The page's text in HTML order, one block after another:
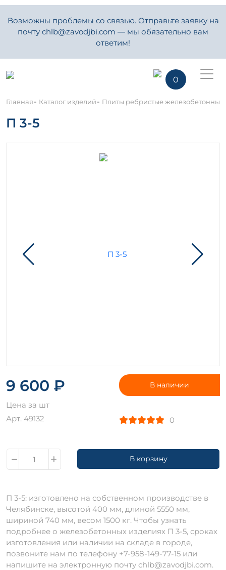
Возможны проблемы со связью. Отправьте заявку на
почту chlb@zavodjbi.com — мы обязательно вам
ответим!
0
Главная- Каталог изделий- Плиты ребристые железобетонные
П 3-5
9 600 ₽
Цена за шт
Арт. 49132
В наличии
0
В корзину
П 3-5: изготовлено на собственном производстве в
Челябинске, высотой 400 мм, длиной 5550 мм,
шириной 740 мм, весом 1500 кг. Чтобы узнать
подробнее о железобетонных изделиях П 3-5, сроках
изготовления или наличии на складе в городе,
позвоните нам по телефону +7-958-149-77-15 или
напишите на электронную почту chlb@zavodjbi.com.